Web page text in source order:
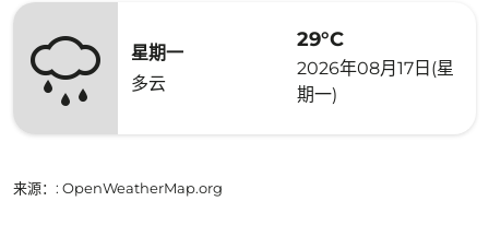
星期一
多云
29°C
2026年08月17日(星
期一)
来源： : OpenWeatherMap.org